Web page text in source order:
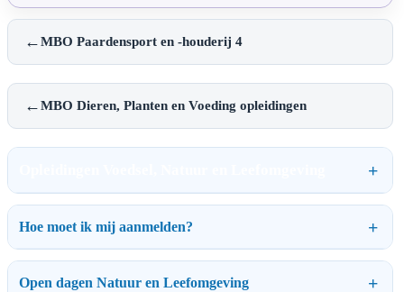
←MBO Paardensport en -houderij 4
←MBO Dieren, Planten en Voeding opleidingen
Hoe moet ik mij aanmelden?
Open dagen Natuur en Leefomgeving